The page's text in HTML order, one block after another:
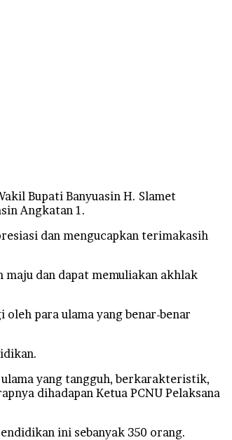
Bupati Banyuasin H. Slamet
Angkatan 1.
dan mengucapkan terimakasih
dan dapat memuliakan akhlak
para ulama yang benar-benar
yang tangguh, berkarakteristik,
dihadapan Ketua PCNU Pelaksana
ini sebanyak 350 orang.